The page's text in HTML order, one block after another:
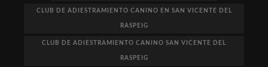
CLUB DE ADIESTRAMIENTO CANINO EN SAN VICENTE DEL
RASPEIG
CLUB DE ADIESTRAMIENTO CANINO SAN VICENTE DEL
RASPEIG